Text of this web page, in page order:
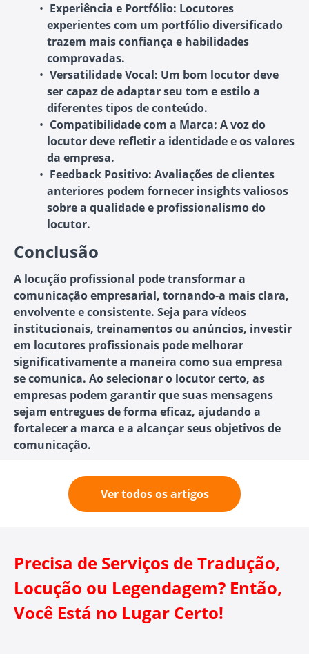
Experiência e Portfólio: Locutores
experientes com um portfólio diversificado
trazem mais confiança e habilidades
comprovadas.
Versatilidade Vocal: Um bom locutor deve
ser capaz de adaptar seu tom e estilo a
diferentes tipos de conteúdo.
Compatibilidade com a Marca: A voz do
locutor deve refletir a identidade e os valores
da empresa.
Feedback Positivo: Avaliações de clientes
anteriores podem fornecer insights valiosos
sobre a qualidade e profissionalismo do
locutor.
Conclusão
A locução profissional pode transformar a
comunicação empresarial, tornando-a mais clara,
envolvente e consistente. Seja para vídeos
institucionais, treinamentos ou anúncios, investir
em locutores profissionais pode melhorar
significativamente a maneira como sua empresa
se comunica. Ao selecionar o locutor certo, as
empresas podem garantir que suas mensagens
sejam entregues de forma eficaz, ajudando a
fortalecer a marca e a alcançar seus objetivos de
comunicação.
Ver todos os artigos
Precisa de Serviços de Tradução,
Locução ou Legendagem? Então,
Você Está no Lugar Certo!